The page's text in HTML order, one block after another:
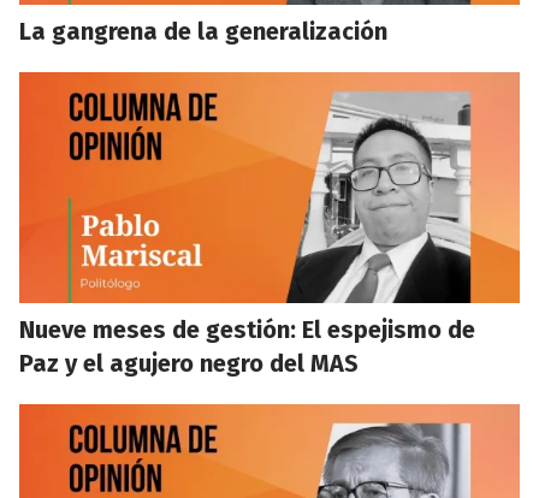
La gangrena de la generalización
Nueve meses de gestión: El espejismo de
Paz y el agujero negro del MAS